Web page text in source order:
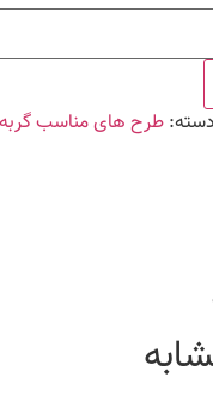
دسته: طرح های مناسب گربه